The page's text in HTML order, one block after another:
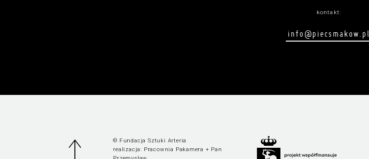
kontakt:
info@piecsmakow.pl
© Fundacja Sztuki Arteria
realizacja: Pracownia Pakamera + Pan